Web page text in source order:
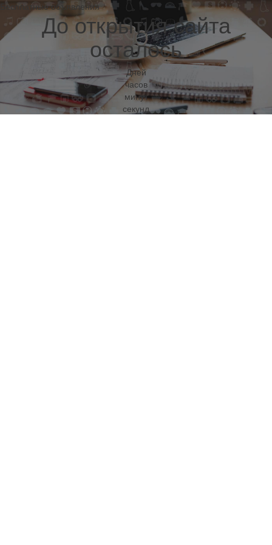
Бесплатные объявления
До открытия сайта
осталось
Дней
часов
минут
секунд